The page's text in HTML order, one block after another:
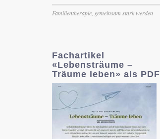
Familientherapie, gemeinsam stark werden
Fachartikel
«Lebensträume –
Träume leben» als PDF